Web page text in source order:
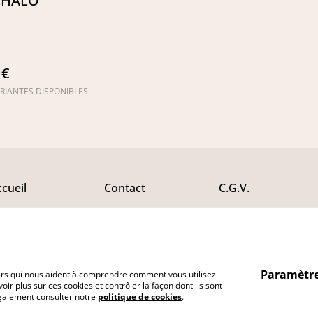
DISPONIBLES
Contact C.G.V.
Tous droits réservés
qui nous aident à comprendre comment vous utilisez
plus sur ces cookies et contrôler la façon dont ils sont
consulter notre politique de cookies.